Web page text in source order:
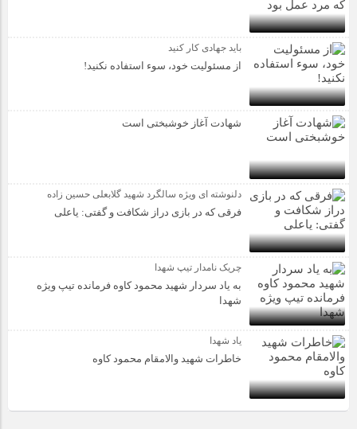
باید جهادی کار کنید
از مسئولیت خود، سوء استفاده نکنید!
شهادت آغاز خوشبختی است
دلنوشته ای ویژه سالگرد شهید گلابعلی حسین زاده
فرقی که در بازی دراز شکافت و گفتی: یاعلی
چریک نامدار تیپ شهدا
به یاد سردار شهید محمود کاوه فرمانده تیپ ویژه
شهدا
یاد شهدا
خاطرات شهید والامقام محمود کاوه‌